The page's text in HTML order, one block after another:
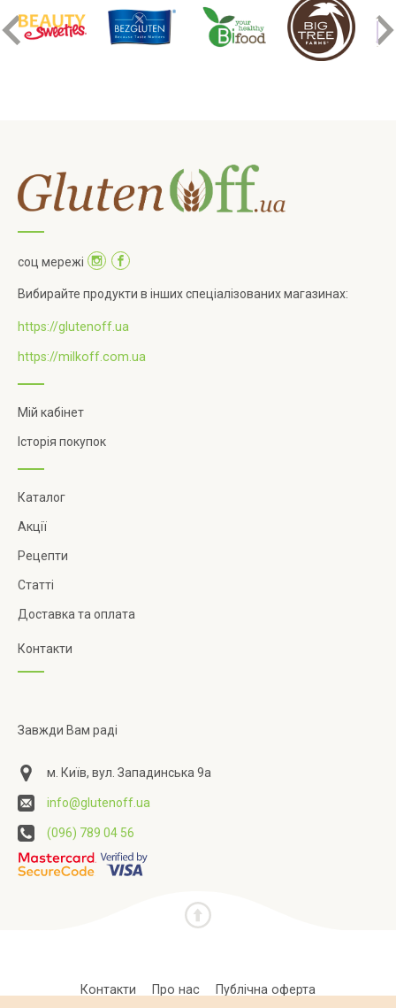
соц мережі
Вибирайте продукти в інших спеціалізованих магазинах:
https://glutenoff.ua
https://milkoff.com.ua
Мій кабінет
Історія покупок
Каталог
Акції
Рецепти
Статті
Доставка та оплата
Контакти
Завжди Вам раді
м. Київ, вул. Западинська 9а
info@glutenoff.ua
(096) 789 04 56
Контакти Про нас Публічна оферта